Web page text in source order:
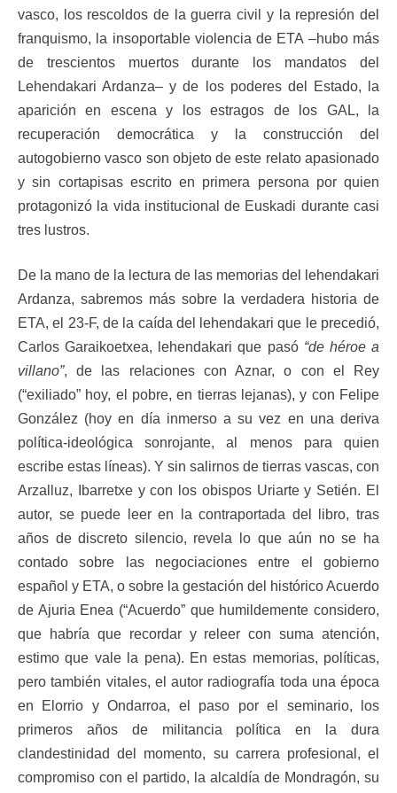
vasco, los rescoldos de la guerra civil y la represión del
franquismo, la insoportable violencia de ETA –hubo más
de trescientos muertos durante los mandatos del
Lehendakari Ardanza– y de los poderes del Estado, la
aparición en escena y los estragos de los GAL, la
recuperación democrática y la construcción del
autogobierno vasco son objeto de este relato apasionado
y sin cortapisas escrito en primera persona por quien
protagonizó la vida institucional de Euskadi durante casi
tres lustros.
De la mano de la lectura de las memorias del lehendakari
Ardanza, sabremos más sobre la verdadera historia de
ETA, el 23-F, de la caída del lehendakari que le precedió,
Carlos Garaikoetxea, lehendakari que pasó “de héroe a
villano”, de las relaciones con Aznar, o con el Rey
(“exiliado” hoy, el pobre, en tierras lejanas), y con Felipe
González (hoy en día inmerso a su vez en una deriva
política-ideológica sonrojante, al menos para quien
escribe estas líneas). Y sin salirnos de tierras vascas, con
Arzalluz, Ibarretxe y con los obispos Uriarte y Setién. El
autor, se puede leer en la contraportada del libro, tras
años de discreto silencio, revela lo que aún no se ha
contado sobre las negociaciones entre el gobierno
español y ETA, o sobre la gestación del histórico Acuerdo
de Ajuria Enea (“Acuerdo” que humildemente considero,
que habría que recordar y releer con suma atención,
estimo que vale la pena). En estas memorias, políticas,
pero también vitales, el autor radiografía toda una época
en Elorrio y Ondarroa, el paso por el seminario, los
primeros años de militancia política en la dura
clandestinidad del momento, su carrera profesional, el
compromiso con el partido, la alcaldía de Mondragón, su